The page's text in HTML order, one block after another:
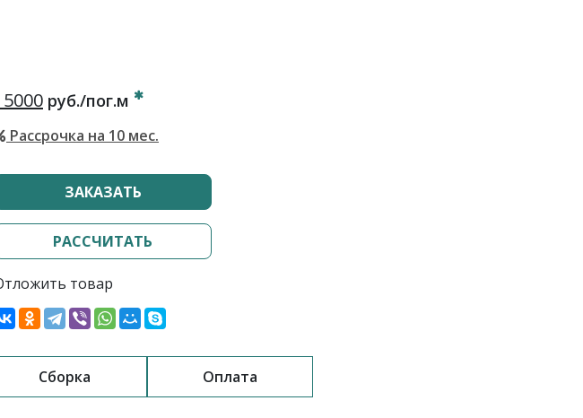
руб./пог.м
Рассрочка на 10 мес.
ЗАКАЗАТЬ
РАССЧИТАТЬ
товар
Сборка Оплата